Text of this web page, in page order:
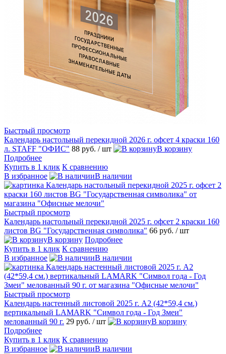
Быстрый просмотр
Календарь настольный перекидной 2026 г. офсет 4 краски 160
л. STAFF "ОФИС" 88 руб. / шт
В корзину
Подробнее
Купить в 1 клик К сравнению
В избранное
В наличии
Быстрый просмотр
Календарь настольный перекидной 2025 г. офсет 2 краски 160
листов BG "Государственная символика" 66 руб. / шт
В корзину Подробнее
Купить в 1 клик К сравнению
В избранное
В наличии
Быстрый просмотр
Календарь настенный листовой 2025 г. А2 (42*59,4 см.)
вертикальный LAMARK "Символ года - Год Змеи"
мелованный 90 г. 29 руб. / шт
В корзину
Подробнее
Купить в 1 клик К сравнению
В избранное
В наличии